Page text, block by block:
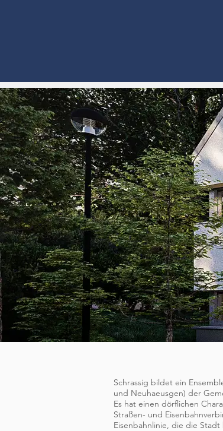
Schrassig bildet ein
und Neuhaeusgen) der
Es hat einen dörflichen
Straßen- und
Eisenbahnlinie, die die